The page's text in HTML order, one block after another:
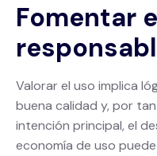
Fomentar
Valorar el uso implica
buena calidad y, por
intención principal, el
economía de uso